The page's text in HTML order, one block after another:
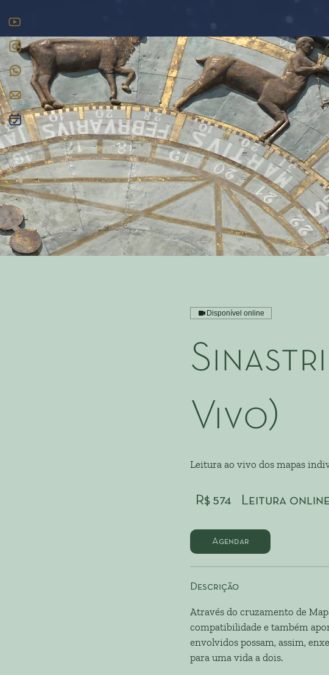
Disponível online
Vivo)
Leitura ao vivo dos mapas
Reais
brasileiros
R$ 574 Leitura
Agendar
Descrição
Através do cruzamento de
compatibilidade e também
envolvidos possam, assim,
para uma vida a dois.